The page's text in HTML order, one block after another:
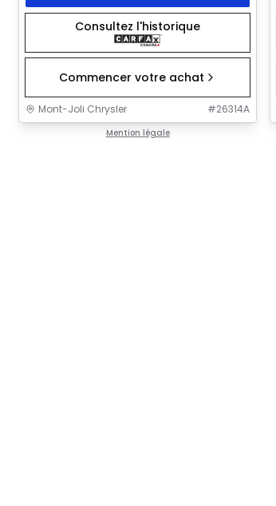
Consultez l'historique
Commencer votre achat
Mont-Joli Chrysler #26314A
Mention légale